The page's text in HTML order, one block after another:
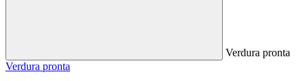
Verdura pronta
Verdura pronta